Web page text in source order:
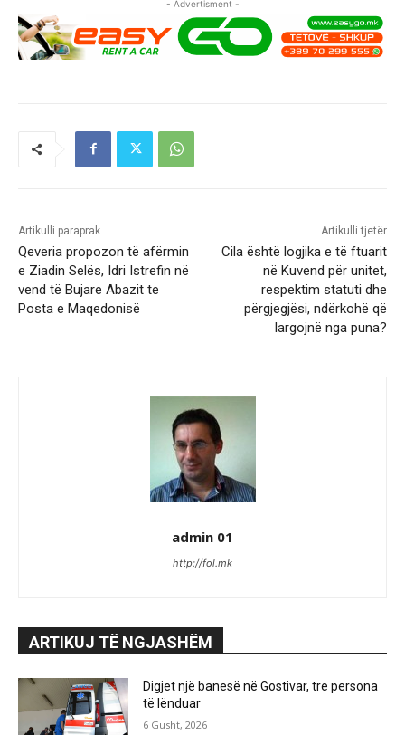
- Advertisment -
Artikulli paraprak
Qeveria propozon të afërmin
e Ziadin Selës, Idri Istrefin në
vend të Bujare Abazit te
Posta e Maqedonisë
Artikulli tjetër
Cila është logjika e të ftuarit
në Kuvend për unitet,
respektim statuti dhe
përgjegjësi, ndërkohë që
largojnë nga puna?
admin 01
http://fol.mk
ARTIKUJ TË NGJASHËM
Digjet një banesë në Gostivar, tre persona
të lënduar
6 Gusht, 2026